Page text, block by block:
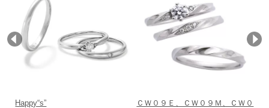
Happy“s”
ＣＷ０９Ｅ、ＣＷ０９Ｍ、ＣＷ０